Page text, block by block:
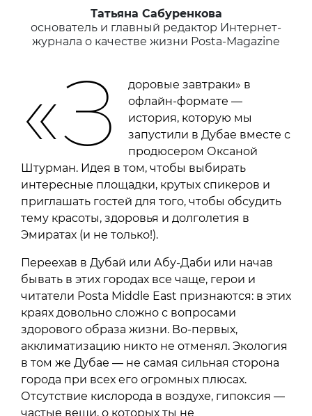
Татьяна Сабуренкова
основатель и главный редактор Интернет-
журнала о качестве жизни Posta-Magazine
«З
доровые завтраки» в
офлайн-формате —
история, которую мы
запустили в Дубае вместе с
продюсером Оксаной
Штурман. Идея в том, чтобы выбирать
интересные площадки, крутых спикеров и
приглашать гостей для того, чтобы обсудить
тему красоты, здоровья и долголетия в
Эмиратах (и не только!).
Переехав в Дубай или Абу-Даби или начав
бывать в этих городах все чаще, герои и
читатели Posta Middle East признаются: в этих
краях довольно сложно с вопросами
здорового образа жизни. Во-первых,
акклиматизацию никто не отменял. Экология
в том же Дубае — не самая сильная сторона
города при всех его огромных плюсах.
Отсутствие кислорода в воздухе, гипоксия —
частые вещи, о которых ты не